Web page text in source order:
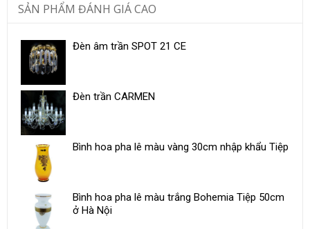
SẢN PHẨM ĐÁNH GIÁ CAO
Đèn âm trần SPOT 21 CE
Đèn trần CARMEN
Bình hoa pha lê màu vàng 30cm nhập khẩu Tiệp
Bình hoa pha lê màu trắng Bohemia Tiệp 50cm
ở Hà Nội